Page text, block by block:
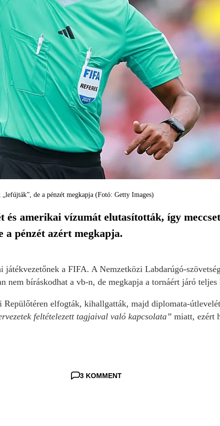
„lefújták”, de a pénzét megkapja (Fotó: Getty Images)
amerikai vízumát elutasították, így
a pénzét azért megkapja.
a FIFA. A Nemzetközi Labdarúgó-
nem bíráskodhat a vb-n, de megkapja a tornáért járó teljes
elfogták, kihallgatták, majd diplomata-
feltételezett tagjaival való kapcsolata” miatt, ezért
3 KOMMENT